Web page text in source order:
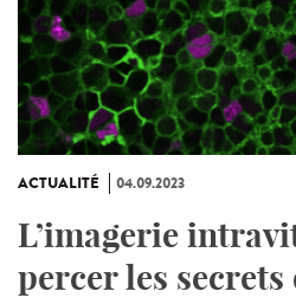
ACTUALITÉ 04.09.2023
L’imagerie
percer les secrets